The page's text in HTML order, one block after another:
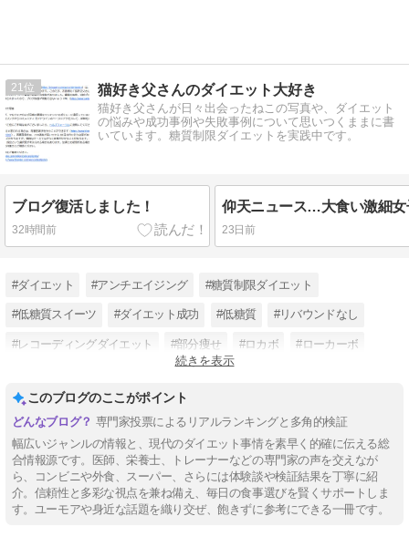
21 猫好き父さんのダイエット大好き
猫好き父さんが日々出会ったねこの写真や、ダイエット
の悩みや成功事例や失敗事例について思いつくままに書
いています。糖質制限ダイエットを実践中です。
ブログ復活しました！
32時間前 23日前
#ダイエット #アンチエイジング #糖質制限ダイエット
#低糖質スイーツ #ダイエット成功 #低糖質 #リバウンドなし
#レコーディングダイエット #部分痩せ #ロカボ #ローカーボ
続きを表示
このブログのここがポイント
専門家投票によるリアルランキングと多角的検証
幅広いジャンルの情報と、現代のダイエット事情を素早く的確に伝える総
合情報源です。医師、栄養士、トレーナーなどの専門家の声を交えなが
ら、コンビニや外食、スーパー、さらには体験談や検証結果を丁寧に紹
介。信頼性と多彩な視点を兼ね備え、毎日の食事選びを賢くサポートしま
す。ユーモアや身近な話題を織り交ぜ、飽きずに参考にできる一冊です。